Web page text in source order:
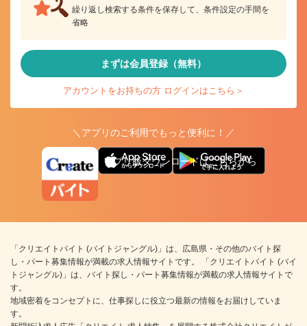
繰り返し検索する条件を保存して、条件設定の手間を
省略
まずは会員登録（無料）
アカウントをお持ちの方 ログインはこちら＞
＼アプリのご利用でもっと便利に！／
アプリ版ダウンロードはこちらから
「クリエイトバイト (バイトジャングル)」は、広島県・その他のバイト探
し・パート募集情報が満載の求人情報サイトです。 「クリエイトバイト (バイ
トジャングル)」は、バイト探し・パート募集情報が満載の求人情報サイトで
す。
地域密着をコンセプトに、仕事探しに役立つ最新の情報をお届けしていま
す。